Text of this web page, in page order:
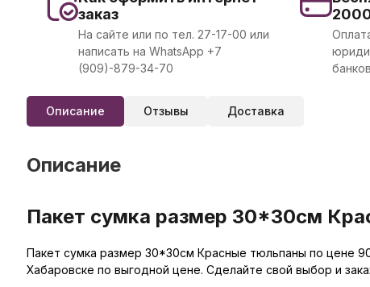
заказ
На сайте или по тел. 27-17-00 или
написать на WhatsApp +7
(909)-879-34-70
Описание Отзывы Доставка
Описание
Пакет сумка размер 30*30см
Пакет сумка размер 30*30см Красные тюльпаны по цене
Хабаровске по выгодной цене. Сделайте свой выбор и